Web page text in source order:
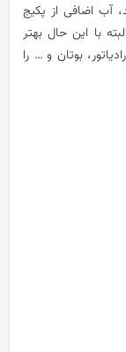
پیدا کند، آب اضافی از پکیج
البته با این حال بهتر
بوتان و … را